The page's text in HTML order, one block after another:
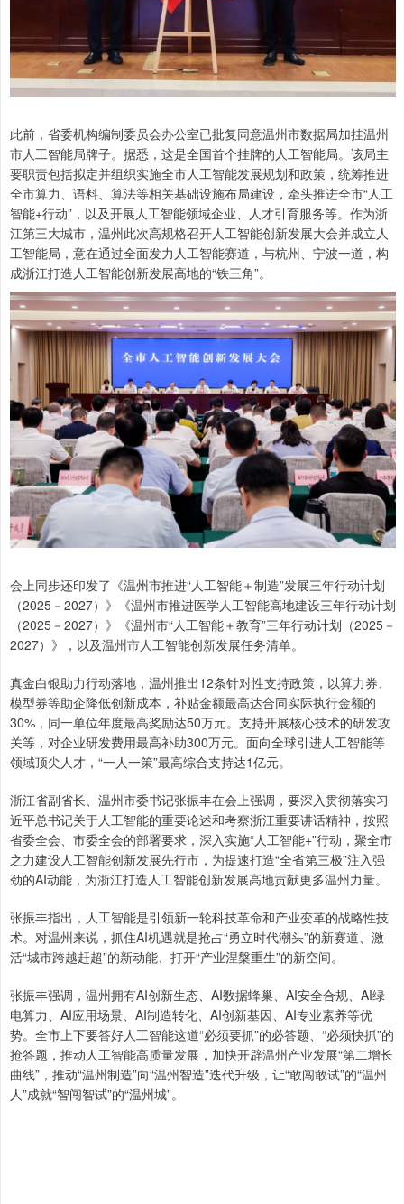
此前，省委机构编制委员会办公室已批复同意温州市数据局加挂温州
市人工智能局牌子。据悉，这是全国首个挂牌的人工智能局。该局主
要职责包括拟定并组织实施全市人工智能发展规划和政策，统筹推进
全市算力、语料、算法等相关基础设施布局建设，牵头推进全市“人工
智能+行动”，以及开展人工智能领域企业、人才引育服务等。作为浙
江第三大城市，温州此次高规格召开人工智能创新发展大会并成立人
工智能局，意在通过全面发力人工智能赛道，与杭州、宁波一道，构
成浙江打造人工智能创新发展高地的“铁三角”。
会上同步还印发了《温州市推进“人工智能＋制造”发展三年行动计划
（2025－2027）》《温州市推进医学人工智能高地建设三年行动计划
（2025－2027）》《温州市“人工智能＋教育”三年行动计划（2025－
2027）》，以及温州市人工智能创新发展任务清单。
真金白银助力行动落地，温州推出12条针对性支持政策，以算力券、
模型券等助企降低创新成本，补贴金额最高达合同实际执行金额的
30%，同一单位年度最高奖励达50万元。支持开展核心技术的研发攻
关等，对企业研发费用最高补助300万元。面向全球引进人工智能等
领域顶尖人才，“一人一策”最高综合支持达1亿元。
浙江省副省长、温州市委书记张振丰在会上强调，要深入贯彻落实习
近平总书记关于人工智能的重要论述和考察浙江重要讲话精神，按照
省委全会、市委全会的部署要求，深入实施“人工智能+”行动，聚全市
之力建设人工智能创新发展先行市，为提速打造“全省第三极”注入强
劲的AI动能，为浙江打造人工智能创新发展高地贡献更多温州力量。
张振丰指出，人工智能是引领新一轮科技革命和产业变革的战略性技
术。对温州来说，抓住AI机遇就是抢占“勇立时代潮头”的新赛道、激
活“城市跨越赶超”的新动能、打开“产业涅槃重生”的新空间。
张振丰强调，温州拥有AI创新生态、AI数据蜂巢、AI安全合规、AI绿
电算力、AI应用场景、AI制造转化、AI创新基因、AI专业素养等优
势。全市上下要答好人工智能这道“必须要抓”的必答题、“必须快抓”的
抢答题，推动人工智能高质量发展，加快开辟温州产业发展“第二增长
曲线”，推动“温州制造”向“温州智造”迭代升级，让“敢闯敢试”的“温州
人”成就“智闯智试”的“温州城”。